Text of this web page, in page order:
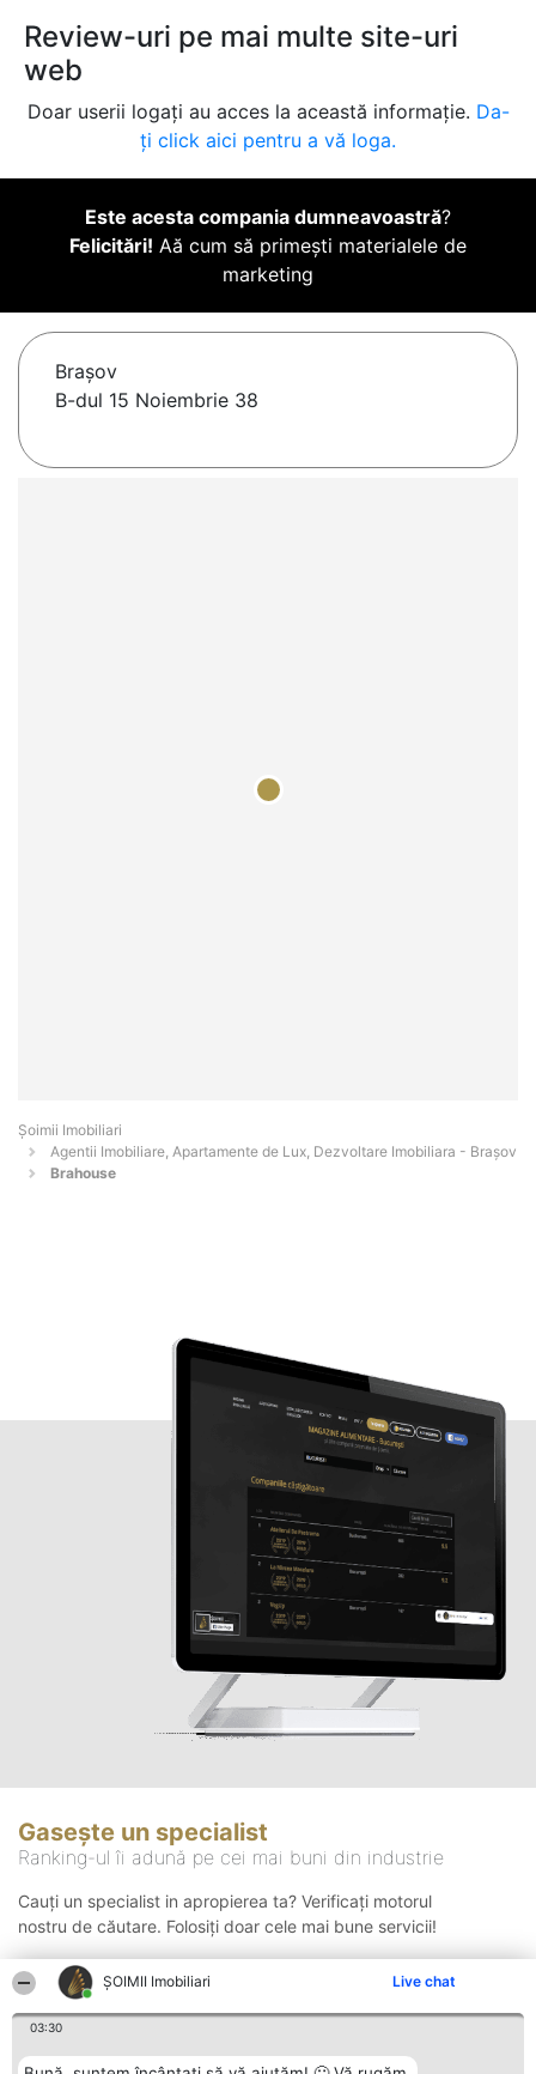
ȘOIMII Imobiliari Live chat
03:30
Review-uri pe mai multe site-uri
web
Doar userii logați au acces la această informație. Da-
ți click aici pentru a vă loga.
Este acesta compania dumneavoastră?
Felicitări! Aă cum să primești materialele de
marketing
Braşov
B-dul 15 Noiembrie 38
Șoimii Imobiliari
Agentii Imobiliare, Apartamente de Lux, Dezvoltare Imobiliara - Braşov
Brahouse
Gasește un specialist
Ranking-ul îi adună pe cei mai buni din industrie
Cauți un specialist in apropierea ta? Verificați motorul
nostru de căutare. Folosiți doar cele mai bune servicii!